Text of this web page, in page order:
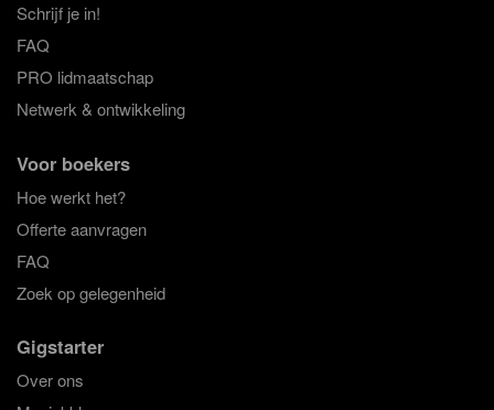
Schrijf je in!
FAQ
PRO lidmaatschap
Netwerk & ontwikkeling
Voor boekers
Hoe werkt het?
Offerte aanvragen
FAQ
Zoek op gelegenheid
Gigstarter
Over ons